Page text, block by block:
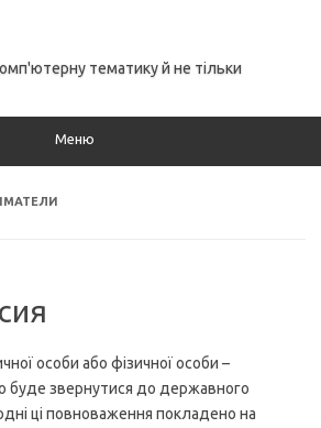
тематику й не тільки
Меню
особи або фізичної особи –
буде звернутися до державного
ці повноваження покладено на